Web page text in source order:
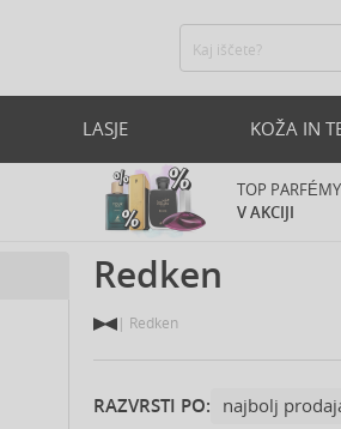
LASJE KOŽA IN
TOP PARFÉMY
V AKCIJI
Redken
Redken
RAZVRSTI PO: